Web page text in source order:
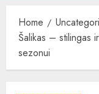
Home
Šalikas – stilingas
sezonui